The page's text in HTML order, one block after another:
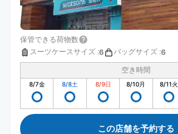
保管できる荷物数
スーツケースサイズ :6 バッグサイズ :6
空き時間
8/7金 8/8土 8/9日 8/10月 8/11火
この店舗を予約する